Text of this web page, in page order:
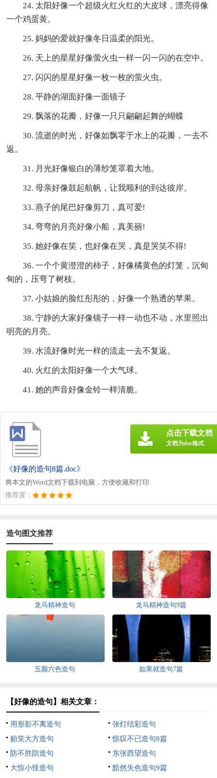
24. 太阳好像一个超级火红火红的大皮球，漂亮得像
一个鸡蛋黄。
25. 妈妈的爱就好像冬日温柔的阳光。
26. 天上的星星好像萤火虫一样一闪一闪的在空中。
27. 闪闪的星星好像一枚一枚的萤火虫。
28. 平静的湖面好像一面镜子
29. 飘落的花瓣，好像一只只翩翩起舞的蝴蝶
30. 流逝的时光，好像如飘零于水上的花瓣，一去不
返。
31. 月光好像银白的薄纱笼罩着大地。
32. 母亲好像鼓起航帆，让我顺利的到达彼岸。
33. 燕子的尾巴好像剪刀，真可爱!
34. 弯弯的月亮好像小船，真美丽!
35. 她好像在笑，也好像在哭，真是哭笑不得!
36. 一个个黄澄澄的柿子，好像橘黄色的灯笼，沉甸
甸的，压弯了树枝。
37. 小姑娘的脸红彤彤的，好像一个熟透的苹果。
38. 宁静的大家好像镜子一样一动也不动，水里照出
明亮的月亮。
39. 水流好像时光一样的流走一去不复返。
40. 火红的太阳好像一个大气球。
41. 她的声音好像金铃一样清脆。
《好像的造句8篇.doc》
将本文的Word文档下载到电脑，方便收藏和打印
推荐度：
点击下载文档
文档为doc格式
造句图文推荐
龙马精神造句 龙马精神造句9篇
五颜六色造句 如果就造句7篇
【好像的造句】相关文章：
用形影不离造句
张灯结彩造句
贻笑大方造句
惊叹不已造句8篇
防不胜防造句
东张西望造句
大惊小怪造句
黯然失色造句9篇